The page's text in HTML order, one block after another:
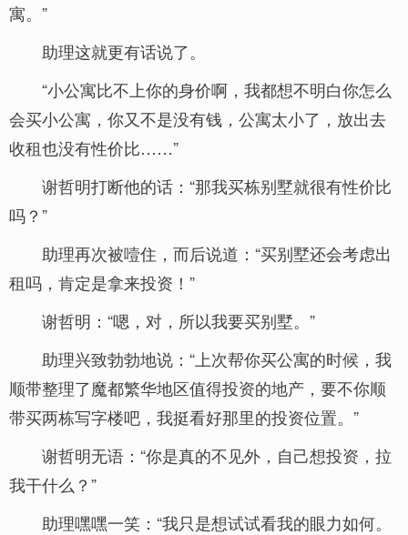
寓。”
助理这就更有话说了。
“小公寓比不上你的身价啊，我都想不明白你怎么
会买小公寓，你又不是没有钱，公寓太小了，放出去
收租也没有性价比……”
谢哲明打断他的话：“那我买栋别墅就很有性价比
吗？”
助理再次被噎住，而后说道：“买别墅还会考虑出
租吗，肯定是拿来投资！”
谢哲明：“嗯，对，所以我要买别墅。”
助理兴致勃勃地说：“上次帮你买公寓的时候，我
顺带整理了魔都繁华地区值得投资的地产，要不你顺
带买两栋写字楼吧，我挺看好那里的投资位置。”
谢哲明无语：“你是真的不见外，自己想投资，拉
我干什么？”
助理嘿嘿一笑：“我只是想试试看我的眼力如何。